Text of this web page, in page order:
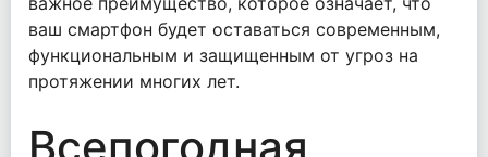
ваш смартфон будет оставаться современным,
функциональным и защищенным от угроз на
протяжении многих лет.
Всепогодная